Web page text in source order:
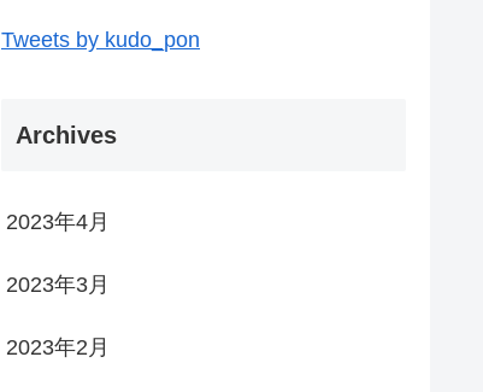
Tweets by kudo_pon
Archives
2023年4月
2023年3月
2023年2月